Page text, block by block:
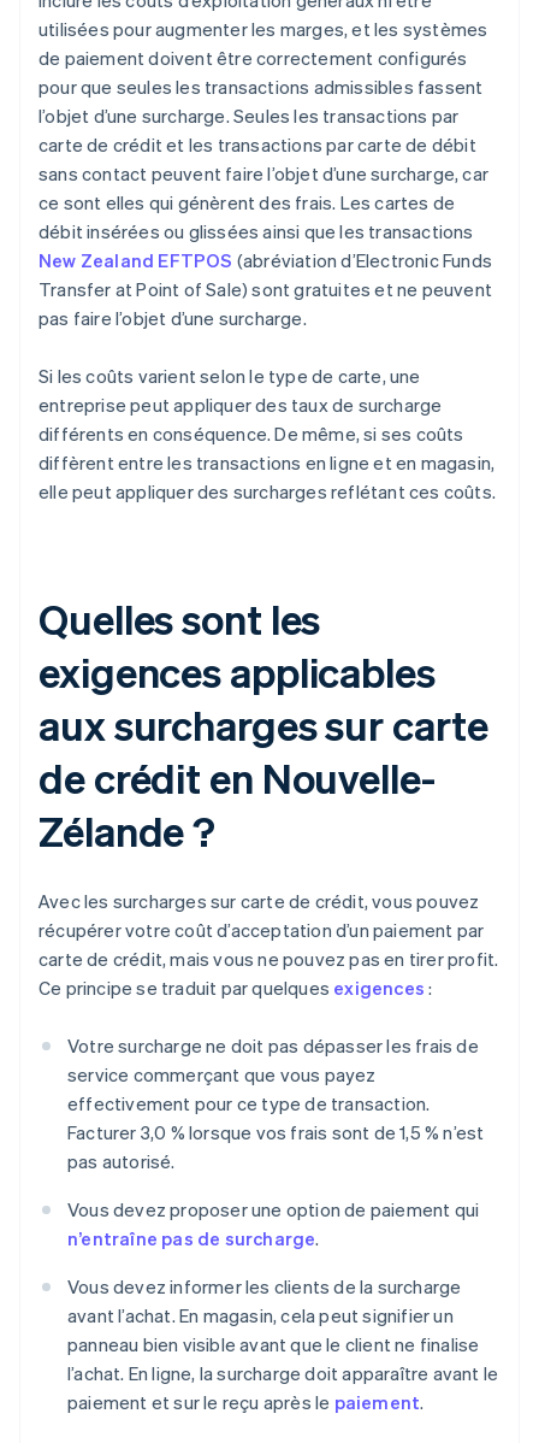
utilisées pour augmenter les marges, et les systèmes
de paiement doivent être correctement configurés
pour que seules les transactions admissibles fassent
l’objet d’une surcharge. Seules les transactions par
carte de crédit et les transactions par carte de débit
sans contact peuvent faire l’objet d’une surcharge, car
ce sont elles qui génèrent des frais. Les cartes de
débit insérées ou glissées ainsi que les transactions
New Zealand EFTPOS (abréviation d’Electronic Funds
Transfer at Point of Sale) sont gratuites et ne peuvent
pas faire l’objet d’une surcharge.
Si les coûts varient selon le type de carte, une
entreprise peut appliquer des taux de surcharge
différents en conséquence. De même, si ses coûts
diffèrent entre les transactions en ligne et en magasin,
elle peut appliquer des surcharges reflétant ces coûts.
Quelles sont les
exigences applicables
aux surcharges sur carte
de crédit en Nouvelle-
Zélande ?
Avec les surcharges sur carte de crédit, vous pouvez
récupérer votre coût d’acceptation d’un paiement par
carte de crédit, mais vous ne pouvez pas en tirer profit.
Ce principe se traduit par quelques exigences :
Votre surcharge ne doit pas dépasser les frais de
service commerçant que vous payez
effectivement pour ce type de transaction.
Facturer 3,0 % lorsque vos frais sont de 1,5 % n’est
pas autorisé.
Vous devez proposer une option de paiement qui
n’entraîne pas de surcharge.
Vous devez informer les clients de la surcharge
avant l’achat. En magasin, cela peut signifier un
panneau bien visible avant que le client ne finalise
l’achat. En ligne, la surcharge doit apparaître avant le
paiement et sur le reçu après le paiement.